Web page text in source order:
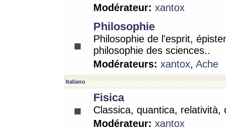
Modérateur: xantox
Philosophie
Philosophie de l'esprit,
philosophie des sciences..
Modérateurs: xantox, Ache
Italiano
Fisica
Classica, quantica, relatività,
Modérateur: xantox